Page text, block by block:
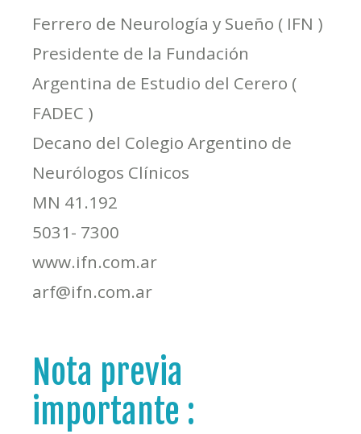
Ferrero de Neurología y Sueño ( IFN )
Presidente de la Fundación
Argentina de Estudio del Cerero (
FADEC )
Decano del Colegio Argentino de
Neurólogos Clínicos
MN 41.192
5031- 7300
www.ifn.com.ar
arf@ifn.com.ar
Nota previa
importante :